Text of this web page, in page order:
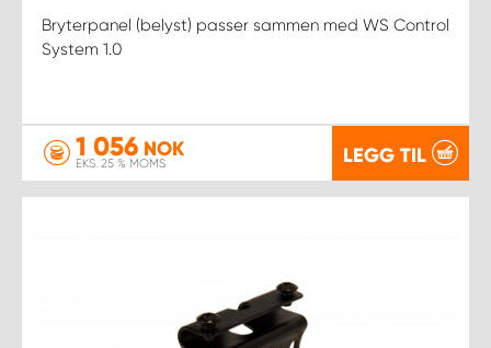
Bryterpanel (belyst) passer sammen med WS Control
System 1.0
1 056 NOK
EKS. 25 % MOMS LEGG TIL